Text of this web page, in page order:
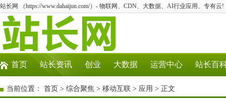
站长网 （https://www.dahaijun.com/）- 物联网、CDN、大数据、AI行业应用、专有云!
首页 站长资讯 创业 大数据 运营中心 站长百
当前位置： 首页 > 综合聚焦 > 移动互联 > 应用 > 正文